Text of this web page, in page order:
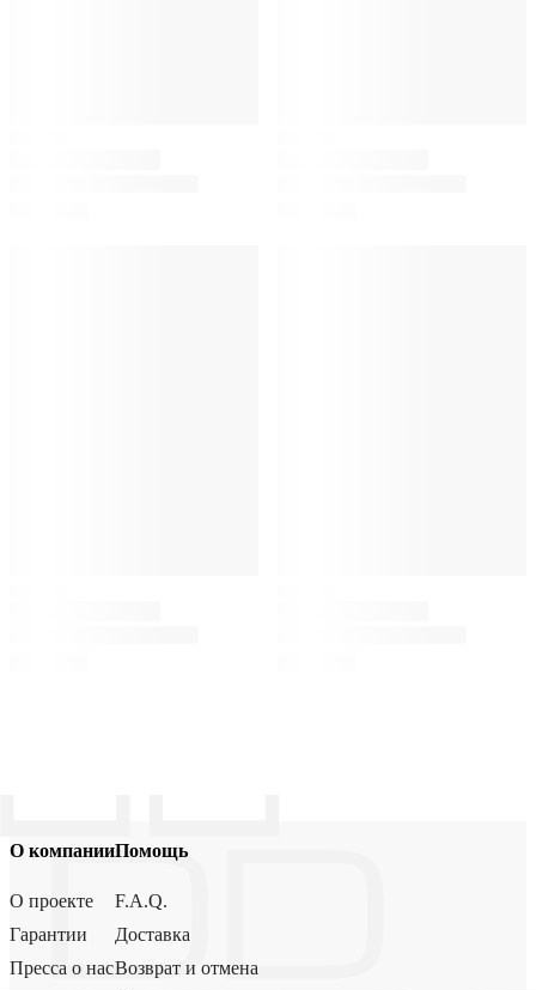
О компании
О проекте
Гарантии
Пресса о нас
Помощь
F.A.Q.
Доставка
Возврат и отмена